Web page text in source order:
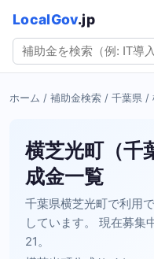
LocalGov.jp
ホーム / 補助金検索 / 千葉県 /
横芝光町（千
成金一覧
千葉県横芝光町で利用
しています。 現在募集
21。